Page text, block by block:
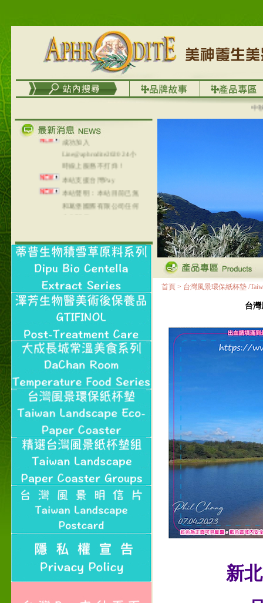
中秋優
列，可以郵寄至部分亞太
地區～
在外租屋者、居住處無管
理員、不方便在工作地點
取件者，歡迎多多使用
【郵局i郵箱】的服務喔～
【i郵箱】設立的地點，請
成功加入
Line@aphrodite2020 24小
時線上服務不打烊！
本站支援台灣Pay
本站聲明：本站目前已無
和葛堡國際有限公司任何
合作關係
本站支援支付宝
陆运费不限重量，调降为
NT$320(RMB￥71.00)
首頁 > 台灣風景環保紙杯墊 /
台灣
新